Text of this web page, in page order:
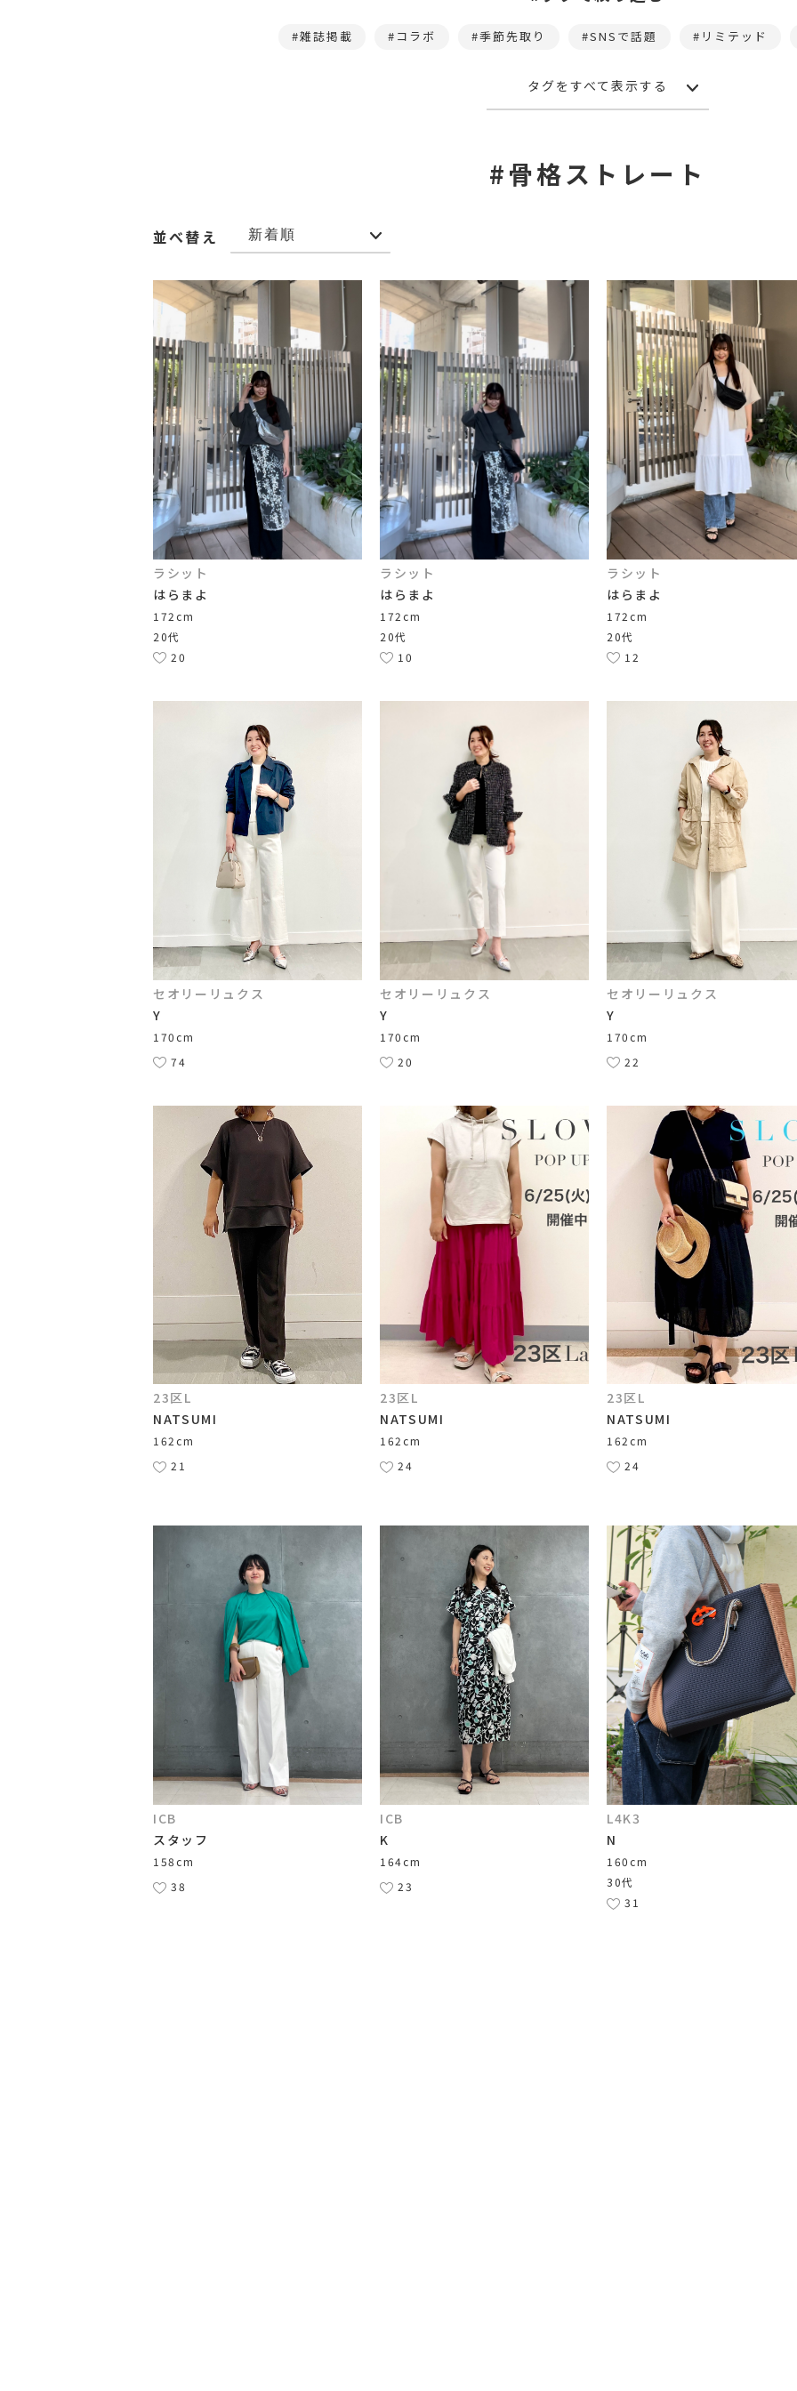
雑誌掲載 コラボ 季節先取り SNSで話題 リミテッド
タグをすべて表示する
#骨格ストレート
並べ替え
ラシット
はらまよ
172cm
20代
20
ラシット
はらまよ
172cm
20代
10
ラシット
はらまよ
172cm
20代
12
セオリーリュクス
Y
170cm
74
セオリーリュクス
Y
170cm
20
セオリーリュクス
Y
170cm
22
23区L
NATSUMI
162cm
21
23区L
NATSUMI
162cm
24
23区L
NATSUMI
162cm
24
ICB
スタッフ
158cm
38
ICB
K
164cm
23
L4K3
N
160cm
30代
31